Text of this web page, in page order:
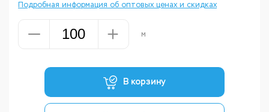
Подробная информация об оптовых ценах и скидках
м
В корзину